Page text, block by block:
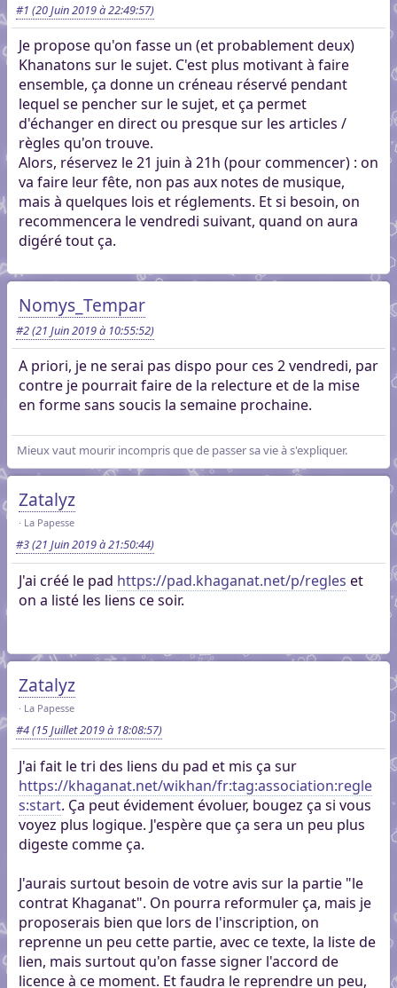
#1 (20 Juin 2019 à 22:49:57)
Je propose qu'on fasse un (et probablement deux)
Khanatons sur le sujet. C'est plus motivant à faire
ensemble, ça donne un créneau réservé pendant
lequel se pencher sur le sujet, et ça permet
d'échanger en direct ou presque sur les articles /
règles qu'on trouve.
Alors, réservez le 21 juin à 21h (pour commencer) : on
va faire leur fête, non pas aux notes de musique,
mais à quelques lois et réglements. Et si besoin, on
recommencera le vendredi suivant, quand on aura
digéré tout ça.
Nomys_Tempar
#2(21 Juin 2019 à 10:55:52)
A priori, je ne serai pas dispo pour ces 2 vendredi, par
contre je pourrait faire de la relecture et de la mise
en forme sans soucis la semaine prochaine.
Mieux vaut mourir incompris que de passer sa vie à s'expliquer.
Zatalyz
La Papesse
#3(21 Juin 2019 à 21:50:44)
J'ai créé le pad https://pad.khaganat.net/p/regles et
on a listé les liens ce soir.
Zatalyz
La Papesse
#4(15 Juillet 2019 à 18:08:57)
J'ai fait le tri des liens du pad et mis ça sur
https://khaganat.net/wikhan/fr:tag:association:regle
s:start. Ça peut évidement évoluer, bougez ça si vous
voyez plus logique. J'espère que ça sera un peu plus
digeste comme ça.
J'aurais surtout besoin de votre avis sur la partie "le
contrat Khaganat". On pourra reformuler ça, mais je
proposerais bien que lors de l'inscription, on
reprenne un peu cette partie, avec ce texte, la liste de
lien, mais surtout qu'on fasse signer l'accord de
licence à ce moment. Et faudra le reprendre un peu,